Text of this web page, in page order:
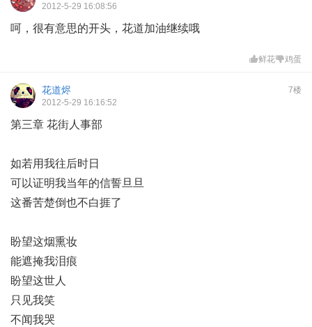
2012-5-29 16:08:56
呵，很有意思的开头，花道加油继续哦
鲜花 鸡蛋
7楼
花道烬
2012-5-29 16:16:52
第三章 花街人事部
如若用我往后时日
可以证明我当年的信誓旦旦
这番苦楚倒也不白捱了
盼望这烟熏妆
能遮掩我泪痕
盼望这世人
只见我笑
不闻我哭